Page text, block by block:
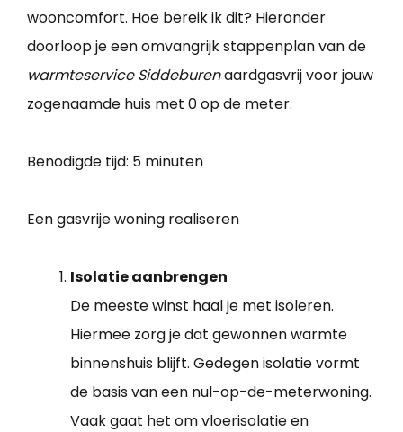
wooncomfort. Hoe bereik ik dit? Hieronder
doorloop je een omvangrijk stappenplan van de
warmteservice Siddeburenaardgasvrij voor jouw
zogenaamde huis met 0 op de meter.
Benodigde tijd: 5 minuten
Een gasvrije woning realiseren
Isolatie aanbrengen
De meeste winst haal je met isoleren.
Hiermee zorg je dat gewonnen warmte
binnenshuis blijft. Gedegen isolatie vormt
de basis van een nul-op-de-meterwoning.
Vaak gaat het om vloerisolatie en